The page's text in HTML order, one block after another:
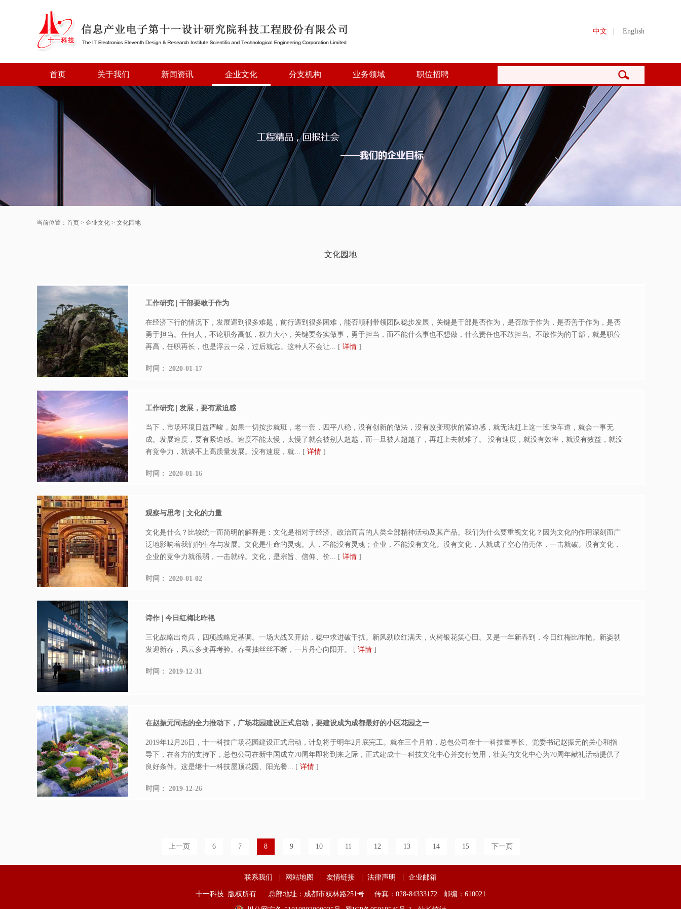
中文 English
首页 关于我们 新闻资讯 企业文化 分支机构 业务领域 职位招聘
当前位置： 首页 > 企业文化 > 文化园地
文化园地
工作研究 | 干部要敢于作为
在经济下行的情况下，发展遇到很多难题，前行遇到很多困难，能否顺利带领团队稳步发展，关键是干部是否作为，是否敢于作为，是否善于作为，是否
勇于担当。任何人，不论职务高低，权力大小，关键要务实做事，勇于担当，而不能什么事也不想做，什么责任也不敢担当。不敢作为的干部，就是职位
再高，任职再长，也是浮云一朵，过后就忘。这种人不会让... [ 详情 ]
时间： 2020-01-17
工作研究 | 发展，要有紧迫感
当下，市场环境日益严峻，如果一切按步就班，老一套，四平八稳，没有创新的做法，没有改变现状的紧迫感，就无法赶上这一班快车道，就会一事无
成。发展速度，要有紧迫感。速度不能太慢，太慢了就会被别人超越，而一旦被人超越了，再赶上去就难了。 没有速度，就没有效率，就没有效益，就没
有竞争力，就谈不上高质量发展。没有速度，就... [ 详情 ]
时间： 2020-01-16
观察与思考 | 文化的力量
文化是什么？比较统一而简明的解释是：文化是相对于经济、政治而言的人类全部精神活动及其产品。我们为什么要重视文化？因为文化的作用深刻而广
泛地影响着我们的生存与发展。文化是生命的灵魂。人，不能没有灵魂；企业，不能没有文化。没有文化，人就成了空心的壳体，一击就破。没有文化，
企业的竞争力就很弱，一击就碎。文化，是宗旨、信仰、价... [ 详情 ]
时间： 2020-01-02
诗作 | 今日红梅比昨艳
三化战略出奇兵，四项战略定基调。一场大战又开始，稳中求进破干扰。新风劲吹红满天，火树银花笑心田。又是一年新春到，今日红梅比昨艳。新姿勃
发迎新春，风云多变再考验。春蚕抽丝丝不断，一片丹心向阳开。
[ 详情 ]
时间： 2019-12-31
在赵振元同志的全力推动下，广场花园建设正式启动，要建设成为成都最好的小区花园之一
2019年12月26日，十一科技广场花园建设正式启动，计划将于明年2月底完工。就在三个月前，总包公司在十一科技董事长、党委书记赵振元的关心和指
导下，在各方的支持下，总包公司在新中国成立70周年即将到来之际，正式建成十一科技文化中心并交付使用，壮美的文化中心为70周年献礼活动提供了
良好条件。这是继十一科技屋顶花园、阳光餐... [ 详情 ]
时间： 2019-12-26
上一页 6 7 8 9 10 11 12 13 14 15 下一页
联系我们 网站地图 友情链接 法律声明 企业邮箱
十一科技 版权所有 总部地址：成都市双林路251号 传真：028-84333172 邮编：610021